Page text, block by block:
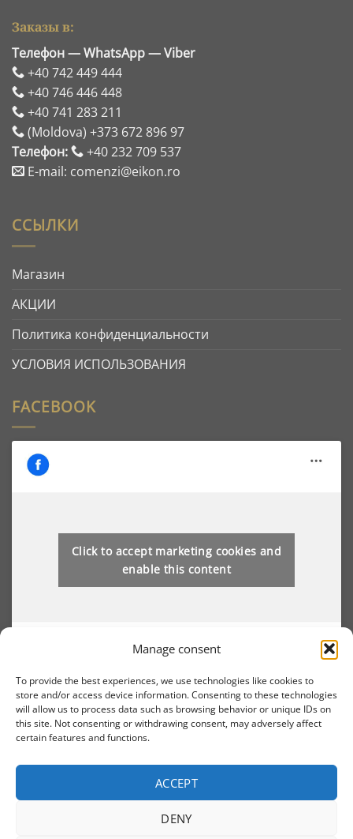
Manage consent
To provide the best experiences, we use technologies like cookies to
store and/or access device information. Consenting to these technologies
will allow us to process data such as browsing behavior or unique IDs on
this site. Not consenting or withdrawing consent, may adversely affect
certain features and functions.
ACCEPT
DENY
Заказы в:
Телефон — WhatsApp — Viber
+40 742 449 444
+40 746 446 448
+40 741 283 211
(Moldova) +373 672 896 97
Телефон:
+40 232 709 537
E-mail: comenzi@eikon.ro
ССЫЛКИ
Магазин
АКЦИИ
Политика конфиденциальности
УСЛОВИЯ ИСПОЛЬЗОВАНИЯ
FACEBOOK
Click to accept marketing cookies and
enable this content
Вы также можете найти нас на:
Visa MasterCard